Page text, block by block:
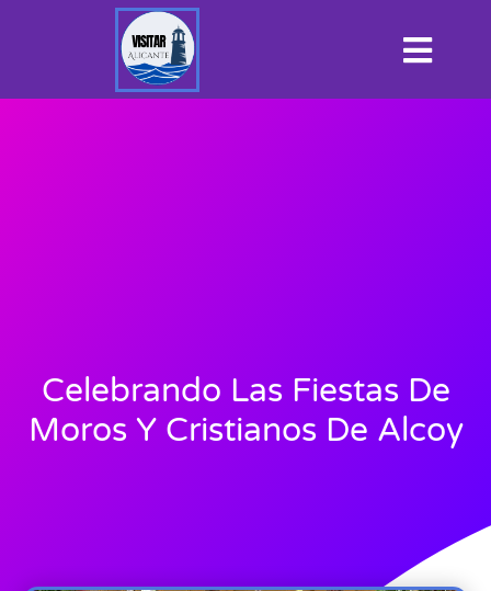
Celebrando Las Fiestas De
Moros Y Cristianos De Alcoy